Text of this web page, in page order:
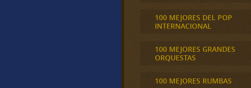
100 MEJORES DEL POP
INTERNACIONAL
100 MEJORES GRANDES
ORQUESTAS
100 MEJORES RUMBAS